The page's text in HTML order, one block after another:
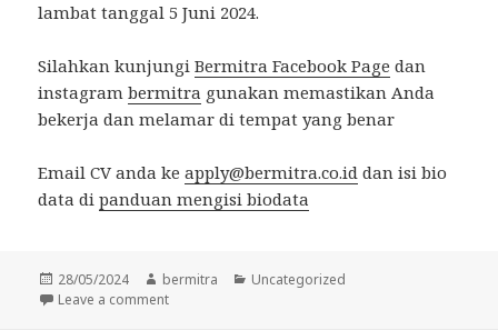
lambat tanggal 5 Juni 2024.
Silahkan kunjungiBermitra Facebook Page dan
instagrambermitra gunakan memastikan Anda
bekerja dan melamar di tempat yang benar
Email CV anda keapply@bermitra.co.id dan isi bio
data dipanduan mengisi biodata
Posted
on
28/05/2024 Author
bermitra Categories
Uncategorized
Leave a commenton Lowongan Kerja Administrasi Polis Di Jakarta